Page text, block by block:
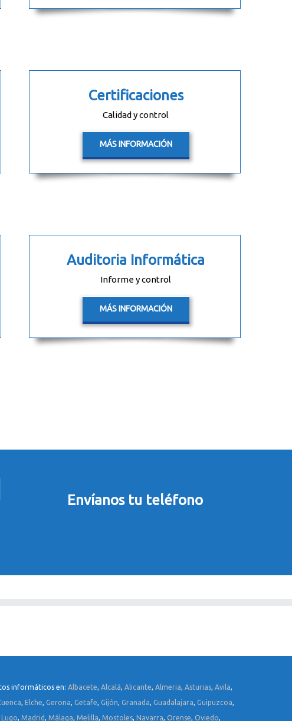
Certificaciones
Calidad y control
MÁS INFORMACIÓN
Auditoria Informática
Informe y control
MÁS INFORMACIÓN
Envíanos tu teléfono
informáticos en: Albacete, Alcalá, Alicante, Almeria, Asturias, Avila,
, Elche, Gerona, Getafe, Gijón, Granada, Guadalajara, Guipuzcoa,
Lugo, Madrid, Málaga, Melilla, Mostoles, Navarra, Orense, Oviedo,